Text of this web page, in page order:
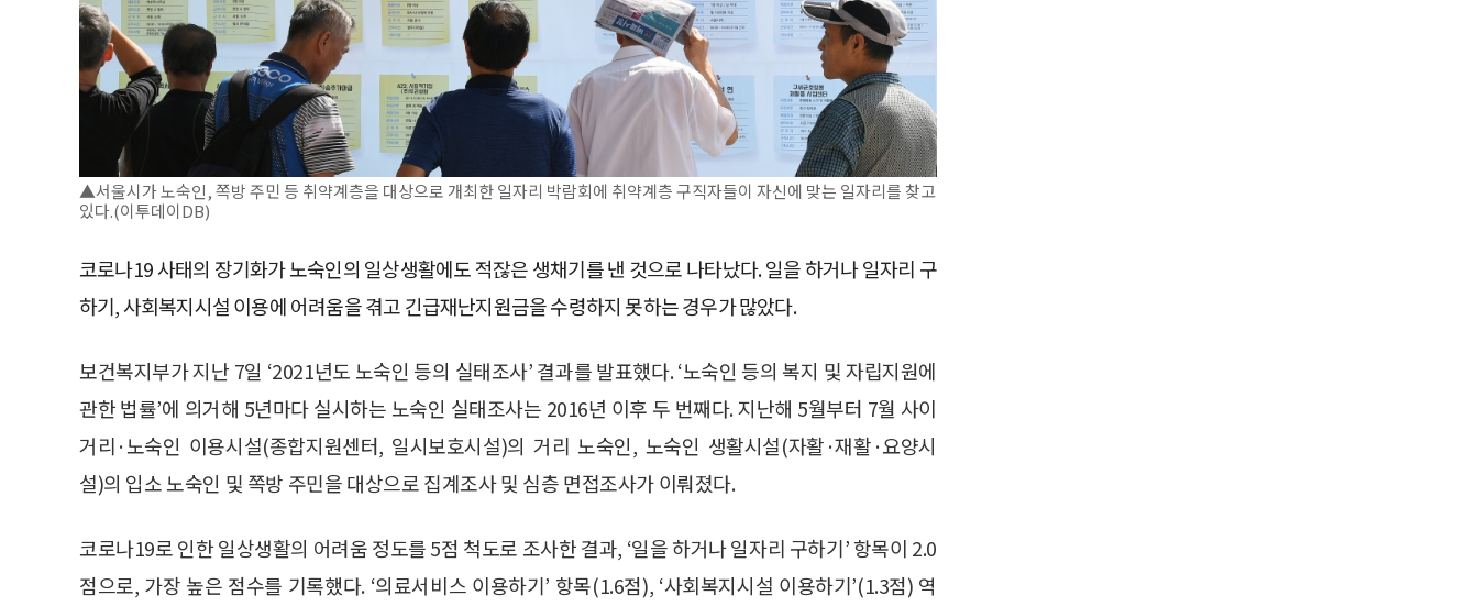
▲서울시가 노숙인, 쪽방 주민 등 취약계층을 대상으로 개최한 일자리 박람회에 취약계층 구직자들이 자신에 맞는 일자리를 찾고
있다.(이투데이DB)
코로나19 사태의 장기화가 노숙인의 일상생활에도 적잖은 생채기를 낸 것으로 나타났다. 일을 하거나 일자리 구
하기, 사회복지시설 이용에 어려움을 겪고 긴급재난지원금을 수령하지 못하는 경우가 많았다.
보건복지부가 지난 7일 ‘2021년도 노숙인 등의 실태조사’ 결과를 발표했다. ‘노숙인 등의 복지 및 자립지원에
관한 법률’에 의거해 5년마다 실시하는 노숙인 실태조사는 2016년 이후 두 번째다. 지난해 5월부터 7월 사이
거리·노숙인 이용시설(종합지원센터, 일시보호시설)의 거리 노숙인, 노숙인 생활시설(자활·재활·요양시
설)의 입소 노숙인 및 쪽방 주민을 대상으로 집계조사 및 심층 면접조사가 이뤄졌다.
코로나19로 인한 일상생활의 어려움 정도를 5점 척도로 조사한 결과, ‘일을 하거나 일자리 구하기’ 항목이 2.0
점으로, 가장 높은 점수를 기록했다. ‘의료서비스 이용하기’ 항목(1.6점), ‘사회복지시설 이용하기’(1.3점) 역